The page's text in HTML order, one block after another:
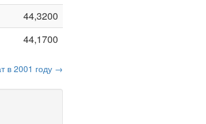
44,3200
44,1700
в 2001 году →